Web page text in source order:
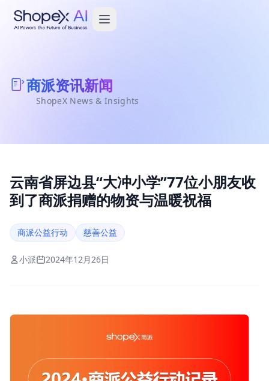
商派资讯新闻
ShopeX News & Insights
云南省屏边县“大冲小学”77位小朋友收
到了商派捐赠的物资与温暖祝福
商派公益行动 慈善公益
小派 2024年12月26日